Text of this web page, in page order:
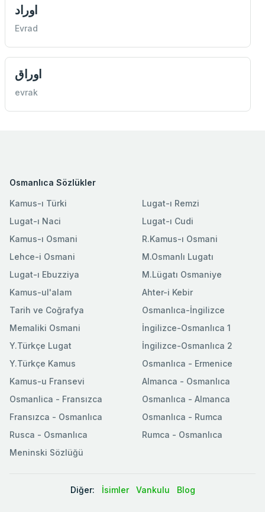
اوراد
Evrad
اوراق
evrak
Osmanlıca Sözlükler
Kamus-ı Türki
Lugat-ı Naci
Kamus-ı Osmani
Lehce-i Osmani
Lugat-ı Ebuzziya
Lugat-ı Remzi
Lugat-ı Cudi
R.Kamus-ı Osmani
M.Osmanlı Lugatı
M.Lügatı Osmaniye
Kamus-ul'alam
Tarih ve Coğrafya
Memaliki Osmani
Y.Türkçe Lugat
Y.Türkçe Kamus
Ahter-i Kebir
Osmanlıca-İngilizce
İngilizce-Osmanlıca 1
İngilizce-Osmanlıca 2
Osmanlıca - Ermenice
Kamus-u Fransevi
Osmanlica - Fransızca
Fransızca - Osmanlıca
Rusca - Osmanlıca
Meninski Sözlüğü
Almanca - Osmanlıca
Osmanlıca - Almanca
Osmanlıca - Rumca
Rumca - Osmanlıca
Diğer: İsimler Vankulu Blog